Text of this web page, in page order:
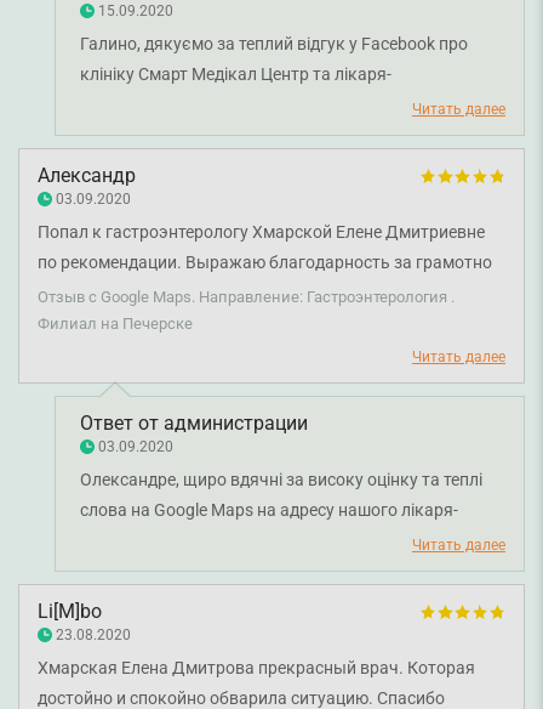
15.09.2020
Галино, дякуємо за теплий відгук у Facebook про
клініку Смарт Медікал Центр та лікаря-
гастроентеролога Хмарську Олену Дмитрівну.
Дякуємо за довіру і щиро бажаємо вам та вашій
Читать далее
Александр
03.09.2020
Попал к гастроэнтерологу Хмарской Елене Дмитриевне
по рекомендации. Выражаю благодарность за грамотно
подобранное лечение и даже чуткое отношение к
пациенту!
Отзыв с Google Maps. Направление: Гастроэнтерология .
Филиал на Печерске
Читать далее
Ответ от администрации
03.09.2020
Олександре, щиро вдячні за високу оцінку та теплі
слова на Google Maps на адресу нашого лікаря-
гастроентеролога Хмарської Олени Дмитрівни.
Дякуємо за довіру і щиро бажаємо вам міцного
здоров'я!
Читать далее
Li[M]bo
23.08.2020
Хмарская Елена Дмитрова прекрасный врач. Которая
достойно и спокойно обварила ситуацию. Спасибо